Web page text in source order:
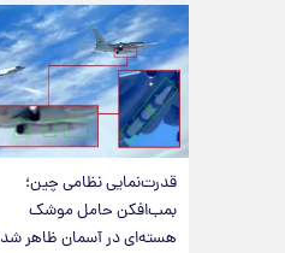
قدرت‌نمایی نظامی چین؛
بمب‌افکن حامل موشک
هسته‌ای در آسمان ظاهر شد